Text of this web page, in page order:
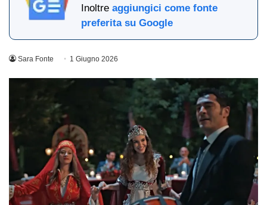
Inoltreaggiungici come fonte
preferita su Google
Sara Fonte 1 Giugno 2026